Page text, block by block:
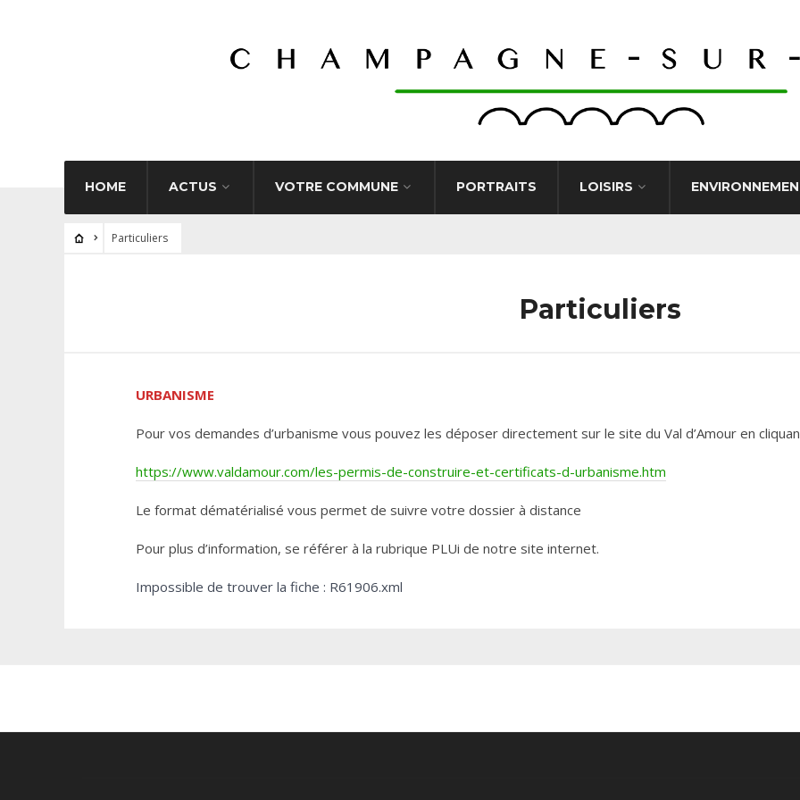
HOME ACTUS VOTRE COMMUNE PORTRAITS LOISIRS
Particuliers
Particuliers
URBANISME
Pour vos demandes d’urbanisme vous pouvez les déposer directement sur le site du Val d’Amour en
https://www.valdamour.com/les-permis-de-construire-et-certificats-d-urbanisme.htm
Le format dématérialisé vous permet de suivre votre dossier à distance
Pour plus d’information, se référer à la rubrique PLUi de notre site internet.
Impossible de trouver la fiche : R61906.xml